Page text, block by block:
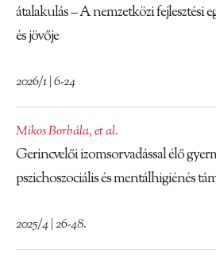
átalakulás – A nemzetközi fejlesztési
és jövője
2026/1 | 6-24
Mikos Borbála,et al.
Gerincvelői izomsorvadással élő
pszichoszociális és mentálhigiénés
2025/4 | 26-48.